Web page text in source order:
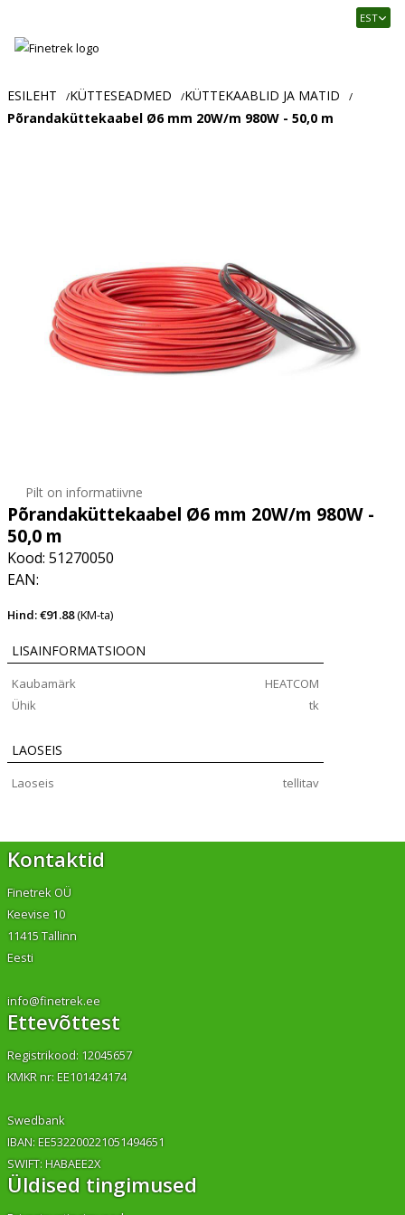
Usaldusväärne
ja
tööstusautomaatika
EST
ESILEHT /KÜTTESEADMED /KÜTTEKAABLID JA MATID /
Põrandaküttekaabel Ø6 mm 20W/m 980W - 50,0 m
Pilt on informatiivne
Põrandaküttekaabel Ø6 mm 20W/m 980W -
50,0 m
Kood: 51270050
EAN:
Hind: €91.88(KM-ta)
LISAINFORMATSIOON
Kaubamärk
HEATCOM
Ühik
tk
LAOSEIS
Laoseis tellitav
Kontaktid
Finetrek OÜ
Keevise 10
11415 Tallinn
Eesti
info@finetrek.ee
Ettevõttest
Registrikood: 12045657
KMKR nr: EE101424174
Swedbank
IBAN: EE532200221051494651
SWIFT: HABAEE2X
Üldised tingimused